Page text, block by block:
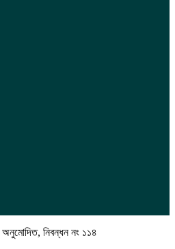
অনুমোদিত, নিবন্ধন নং ১১৪